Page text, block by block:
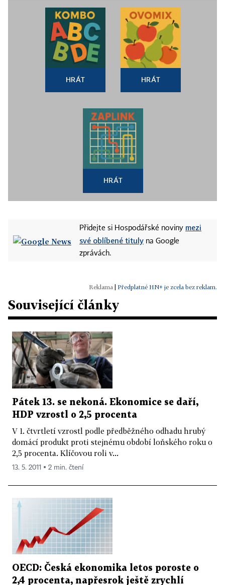
HRÁT HRÁT
HRÁT
Přidejte si Hospodářské noviny mezi
své oblíbené tituly na Google
zprávách.
Předplatné HN+ je zcela bez reklam.
Související články
Pátek 13. se nekoná. Ekonomice se daří,
HDP vzrostl o 2,5 procenta
V 1. čtvrtletí vzrostl podle předběžného odhadu hrubý
domácí produkt proti stejnému období loňského roku o
2,5 procenta. Klíčovou roli v...
13. 5. 2011 ▪ 2 min. čtení
OECD: Česká ekonomika letos poroste o
2,4 procenta, napřesrok ještě zrychlí